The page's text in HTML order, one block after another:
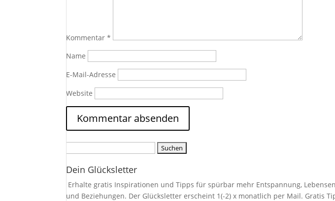
Kommentar*
Name
E-Mail-Adresse
Website
Dein Glücksletter
Erhalte gratis Inspirationen und Tipps für spürbar mehr Entspannung,
und Beziehungen. Der Glücksletter erscheint 1(-2) x monatlich per Mail. Gratis